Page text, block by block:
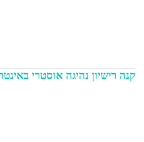
קנה רישיון נהיגה אוסטרי